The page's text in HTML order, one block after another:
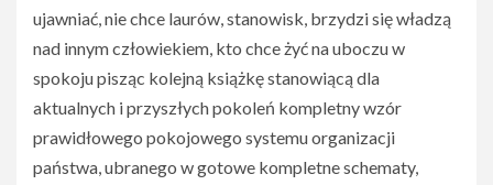
ujawniać, nie chce laurów, stanowisk, brzydzi się władzą
nad innym człowiekiem, kto chce żyć na uboczu w
spokoju pisząc kolejną książkę stanowiącą dla
aktualnych i przyszłych pokoleń kompletny wzór
prawidłowego pokojowego systemu organizacji
państwa, ubranego w gotowe kompletne schematy,